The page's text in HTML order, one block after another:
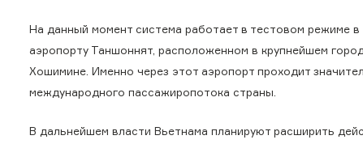
На данный момент система работает в тестовом режиме
аэропорту Таншоннят, расположенном в крупнейшем
Хошимине. Именно через этот аэропорт проходит
международного пассажиропотока страны.
В дальнейшем власти Вьетнама планируют расширить